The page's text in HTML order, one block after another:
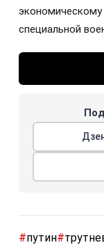
экономическому
специальной
#путин#